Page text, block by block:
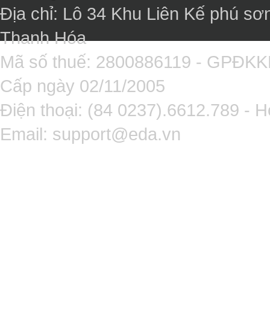
Địa chỉ: Lô 34 Khu Liên Kế phú
Thanh Hóa
Mã số thuế: 2800886119 -
Cấp ngày 02/11/2005
Điện thoại: (84 0237).6612.789 -
Email: support@eda.vn